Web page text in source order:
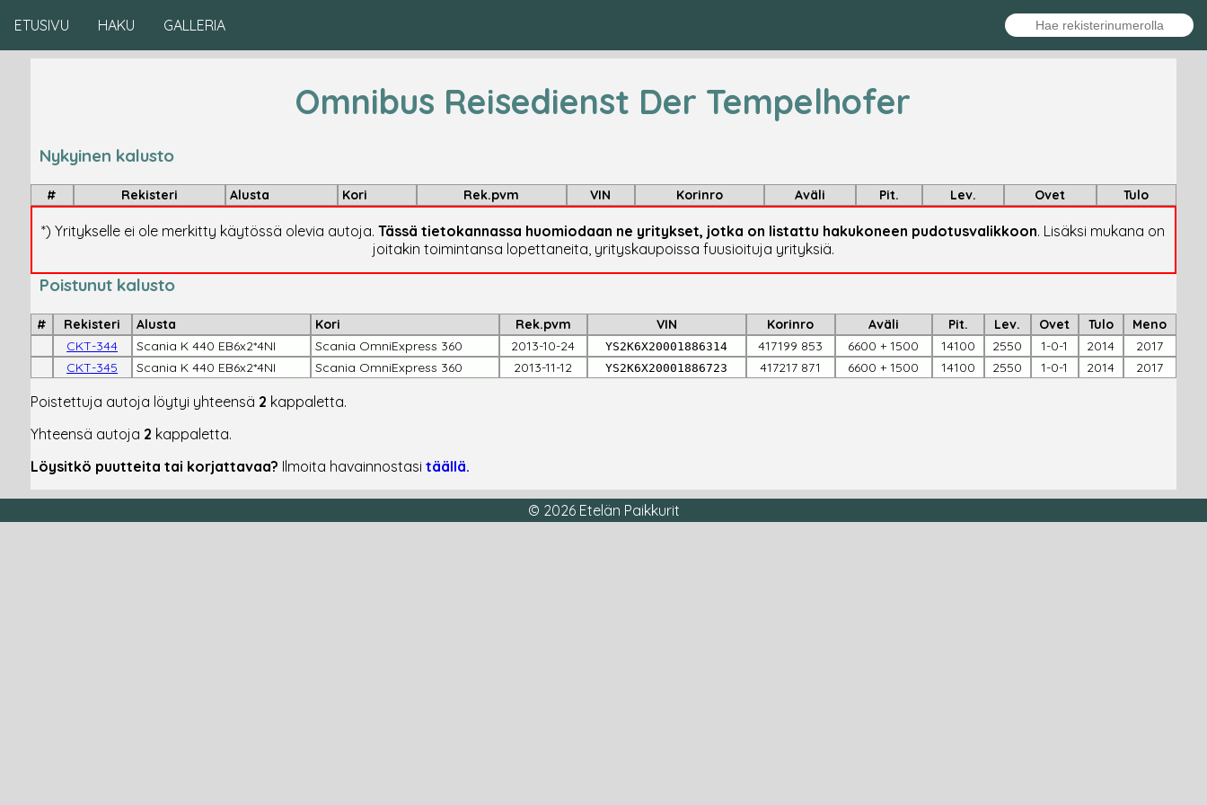
ETUSIVU HAKU GALLERIA
Omnibus Reisedienst Der Tempelhofer
Nykyinen kalusto
# Rekisteri Alusta Kori Rek.pvm VIN Korinro Aväli Pit. Lev. Ovet Tulo
*) Yritykselle ei ole merkitty käytössä olevia autoja.Tässä tietokannassa huomiodaan ne yritykset, jotka on listattu hakukoneen pudotusvalikkoon. Lisäksi mukana on
joitakin toimintansa lopettaneita, yrityskaupoissa fuusioituja yrityksiä.
Poistunut kalusto
# Rekisteri Alusta Kori Rek.pvm VIN Korinro Aväli Pit. Lev. Ovet Tulo
Meno
CKT-344
Scania K 440 EB6x2*4NI Scania OmniExpress 360 2013-10-24 YS2K6X20001886314 417199 853 6600 + 1500 14100 2550 1-0-1 2014
2017
CKT-345
Scania K 440 EB6x2*4NI Scania OmniExpress 360 2013-11-12 YS2K6X20001886723 417217 871 6600 + 1500 14100 2550 1-0-1 2014 2017
Poistettuja autoja löytyi yhteensä 2 kappaletta.
Yhteensä autoja 2 kappaletta.
Löysitkö puutteita tai korjattavaa? Ilmoita havainnostasi täällä.
© 2026 Etelän Paikkurit